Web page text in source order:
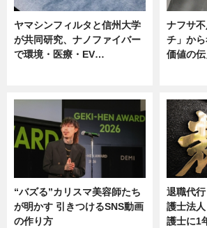
ヤマシンフィルタと信州大学
が共同研究、ナノファイバー
で環境・医療・EV…
ナフサ
チ」か
価値の
“バズる”カリスマ美容師たち
が明かす 引きつけるSNS動画
の作り方
退職代
護士法
護士に1